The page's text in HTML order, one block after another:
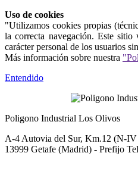
Uso de cookies
"Utilizamos cookies propias
la correcta navegación. Este
carácter personal de los usuarios
Más información sobre nuestra
Entendido
Poligono Industrial Los Olivos
A-4 Autovia del Sur, Km.12 (N-
13999 Getafe (Madrid) - Prefijo